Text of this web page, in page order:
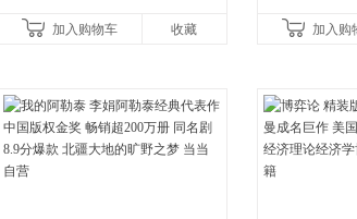
加入购物车 收藏 加入购